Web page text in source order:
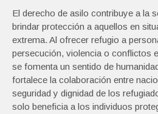
El derecho de asilo contribuye a la
brindar protección a aquellos en
extrema. Al ofrecer refugio a
persecución, violencia o conflictos
se fomenta un sentido de
fortalece la colaboración entre
seguridad y dignidad de los
solo beneficia a los individuos